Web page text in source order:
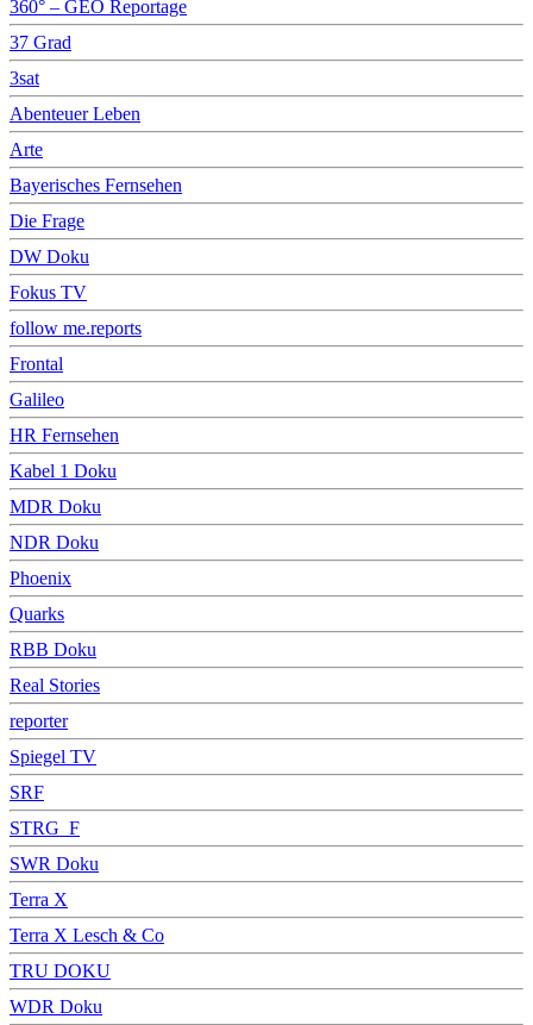
360° – GEO Reportage
37 Grad
3sat
Abenteuer Leben
Arte
Bayerisches Fernsehen
Die Frage
DW Doku
Fokus TV
follow me.reports
Frontal
Galileo
HR Fernsehen
Kabel 1 Doku
MDR Doku
NDR Doku
Phoenix
Quarks
RBB Doku
Real Stories
reporter
Spiegel TV
SRF
STRG_F
SWR Doku
Terra X
Terra X Lesch & Co
TRU DOKU
WDR Doku